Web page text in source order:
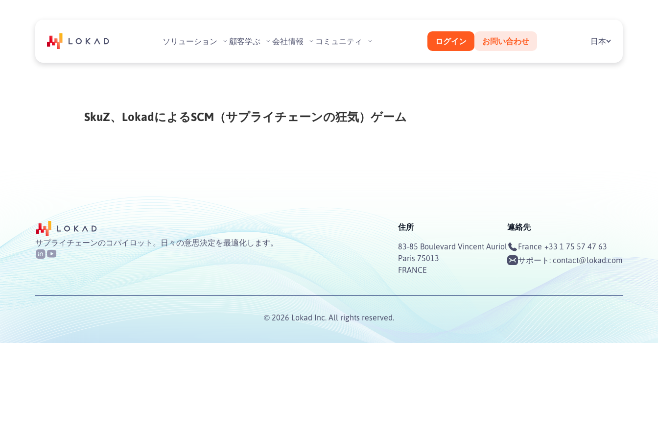
ソリューション 顧客学ぶ 会社情報 コミュニティ ログイン お問い合わせ 日本
SkuZ、LokadによるSCM（サプライチェーンの狂気）ゲーム
サプライチェーンのコパイロット。日々の意思決定を最適化します。
住所
83-85 Boulevard Vincent Auriol
Paris 75013
FRANCE
連絡先
France +33 1 75 57 47 63
サポート: contact@lokad.com
© 2026 Lokad Inc. All rights reserved.